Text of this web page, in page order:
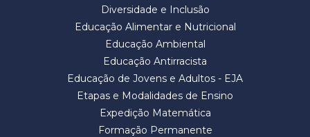
Diversidade e Inclusão
Educação Alimentar e Nutricional
Educação Ambiental
Educação Antirracista
Educação de Jovens e Adultos - EJA
Etapas e Modalidades de Ensino
Expedição Matemática
Formação Permanente